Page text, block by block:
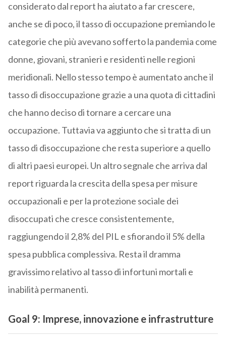
considerato dal report ha aiutato a far crescere,
anche se di poco, il tasso di occupazione premiando le
categorie che più avevano sofferto la pandemia come
donne, giovani, stranieri e residenti nelle regioni
meridionali. Nello stesso tempo è aumentato anche il
tasso di disoccupazione grazie a una quota di cittadini
che hanno deciso di tornare a cercare una
occupazione. Tuttavia va aggiunto che si tratta di un
tasso di disoccupazione che resta superiore a quello
di altri paesi europei. Un altro segnale che arriva dal
report riguarda la crescita della spesa per misure
occupazionali e per la protezione sociale dei
disoccupati che cresce consistentemente,
raggiungendo il 2,8% del PIL e sfiorando il 5% della
spesa pubblica complessiva. Resta il dramma
gravissimo relativo al tasso di infortuni mortali e
inabilità permanenti.
Goal 9: Imprese, innovazione e infrastrutture